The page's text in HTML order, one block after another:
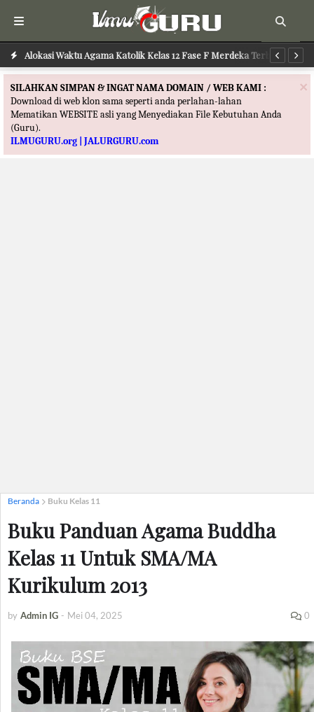
Alokasi Waktu Agama Katolik Kelas 12 Fase F Merdeka Terbaru
×
SILAHKAN SIMPAN & INGAT NAMA DOMAIN / WEB KAMI :
Download di web klon sama seperti anda perlahan-lahan
Mematikan WEBSITE asli yang Menyediakan File Kebutuhan Anda
(Guru).
ILMUGURU.org | JALURGURU.com
Beranda Buku Kelas 11
Buku Panduan Agama Buddha
Kelas 11 Untuk SMA/MA
Kurikulum 2013
by Admin IG - Mei 04, 2025 0